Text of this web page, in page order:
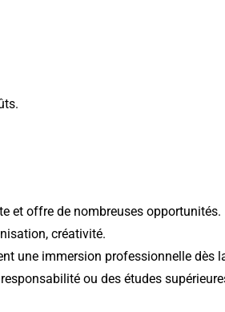
et offre de nombreuses opportunités.
créativité.
une immersion professionnelle dès
ou des études